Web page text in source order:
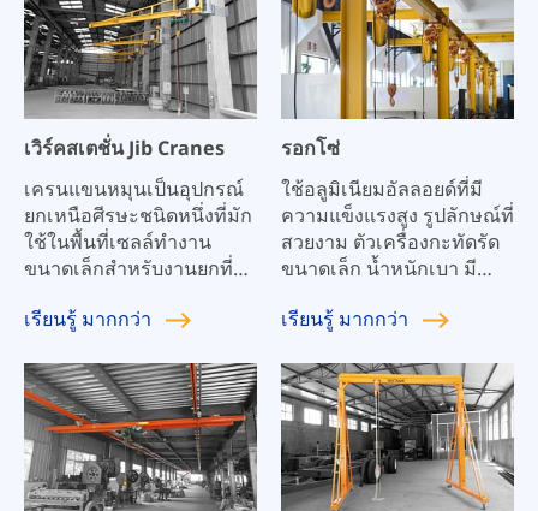
เวิร์คสเตชั่น Jib Cranes
เครนแขนหมุนเป็นอุปกรณ์
ยกเหนือศีรษะชนิดหนึ่งที่มัก
ใช้ในพื้นที่เซลล์ทำงาน
ขนาดเล็กสำหรับงานยกที่
หมุนใช้งานได้หลากหลาย
สะพานเหนือศีรษะเพื่อเพิ่ม
การผลิตได้สูงสุด
เรียนรู้ มากกว่า
รอกโซ่
ใช้อลูมิเนียมอัลลอยด์ที่มี
ความแข็งแรงสูง รูปลักษณ์ที่
สวยงาม ตัวเครื่องกะทัดรัด
ขนาดเล็ก น้ำหนักเบา มี
โครงสร้างที่เหมาะสม
เรียนรู้ มากกว่า